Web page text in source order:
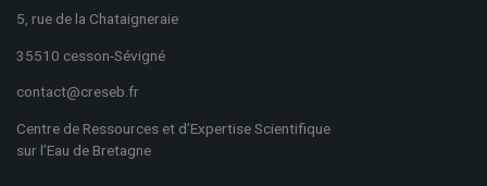
5, rue de la Chataigneraie
35510 cesson-Sévigné
contact@creseb.fr
Centre de Ressources et d’Expertise Scientifique
sur l’Eau de Bretagne